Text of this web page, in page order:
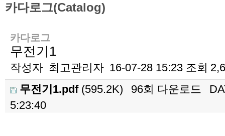
카다로그(Catalog)
카다로그
무전기1
작성자 최고관리자 16-07-28 15:23 조회
무전기1.pdf(595.2K) 96회 다운로드
5:23:40